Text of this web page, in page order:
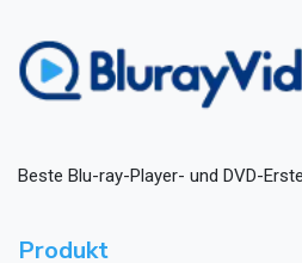
Beste Blu-ray-Player- und DVD-
Produkt